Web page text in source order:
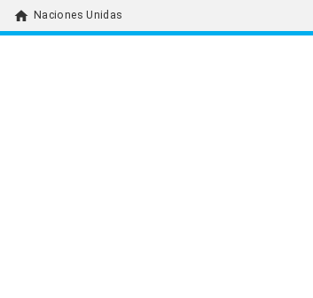
home Naciones Unidas